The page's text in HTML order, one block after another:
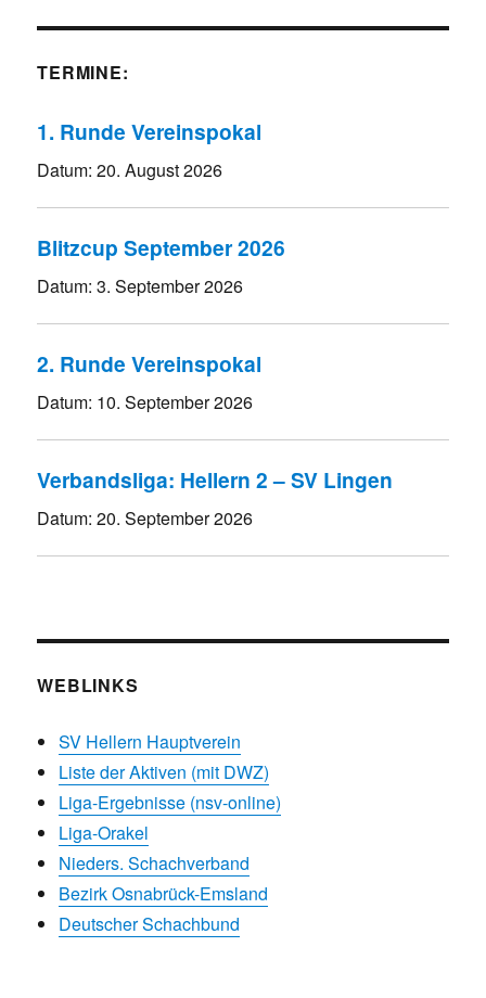
TERMINE:
1. Runde Vereinspokal
Datum:20. August 2026
Blitzcup September 2026
Datum:3. September 2026
2. Runde Vereinspokal
Datum: 10. September 2026
Verbandsliga: Hellern 2 – SV Lingen
Datum:20. September 2026
WEBLINKS
SV Hellern Hauptverein
Liste der Aktiven (mit DWZ)
Liga-Ergebnisse (nsv-online)
Liga-Orakel
Nieders. Schachverband
Bezirk Osnabrück-Emsland
Deutscher Schachbund